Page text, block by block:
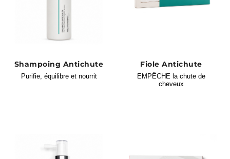
Shampoing Antichute
Purifie, équilibre et nourrit
Fiole Antichute
EMPÊCHE la chute de
cheveux